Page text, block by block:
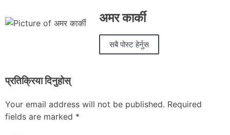
अमर कार्की
सबै पोस्ट हेर्नुस
प्रतिक्रिया दिनुहोस्
Your email address will not be published. Required
fields are marked *